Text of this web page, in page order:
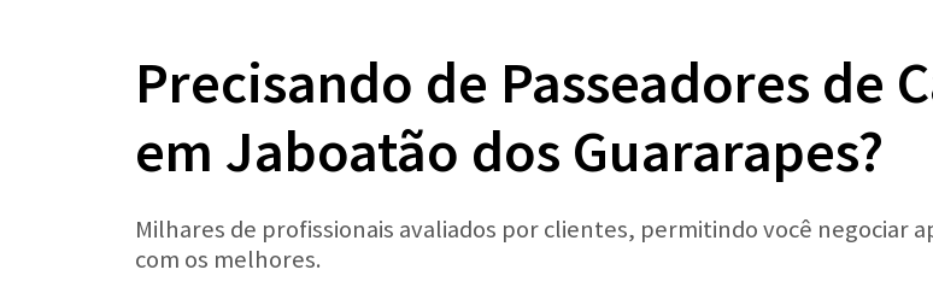
Precisando de Passeadores de
em Jaboatão dos Guararapes?
Milhares de profissionais avaliados por clientes, permitindo você negociar
com os melhores.